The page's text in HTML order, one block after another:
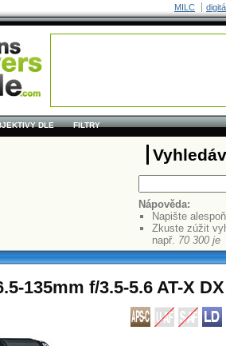
MILC
DLE FILTRY
Nápověda:
Napište
Zkuste zúžit
např. 70 300 je
135mm f/3.5-5.6 AT-X DX